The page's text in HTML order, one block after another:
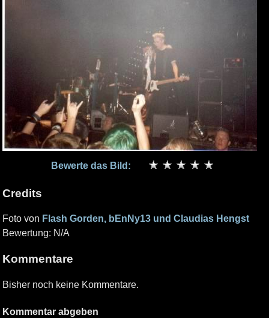
Bewerte das Bild:
Credits
Foto von Flash Gorden, bEnNy13 und Claudias Hengst
Bewertung: N/A
Kommentare
Bisher noch keine Kommentare.
Kommentar abgeben